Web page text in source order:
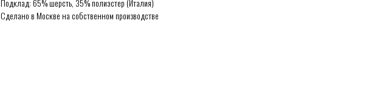
Подклад: 65% шерсть, 35% полиэстер (Италия)
Сделано в Москве на собственном производстве